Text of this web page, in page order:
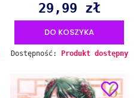
Cena
29,99 zł
DO KOSZYKA
Dostępność: Produkt dostępny